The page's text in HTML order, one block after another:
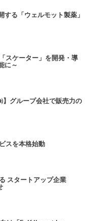
する「ウェルモット製薬」
スケーター」を開発・導
に～
】グループ会社で販売力の
スを本格始動
スタートアップ企業